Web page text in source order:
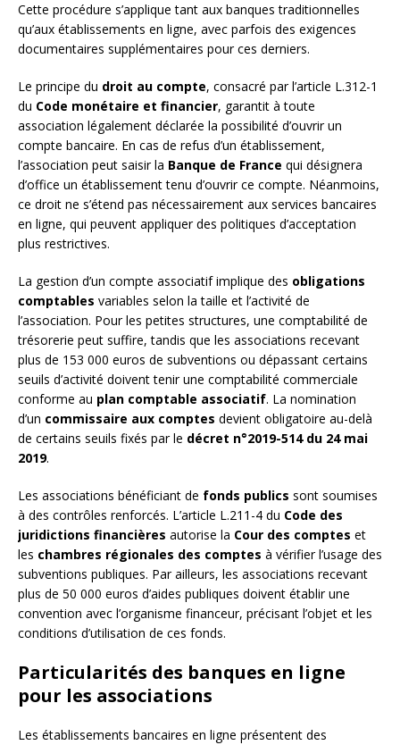
Cette procédure s’applique tant aux banques traditionnelles
qu’aux établissements en ligne, avec parfois des exigences
documentaires supplémentaires pour ces derniers.
Le principe du droit au compte, consacré par l’article L.312-1
du Code monétaire et financier, garantit à toute
association légalement déclarée la possibilité d’ouvrir un
compte bancaire. En cas de refus d’un établissement,
l’association peut saisir la Banque de France qui désignera
d’office un établissement tenu d’ouvrir ce compte. Néanmoins,
ce droit ne s’étend pas nécessairement aux services bancaires
en ligne, qui peuvent appliquer des politiques d’acceptation
plus restrictives.
La gestion d’un compte associatif implique des obligations
comptables variables selon la taille et l’activité de
l’association. Pour les petites structures, une comptabilité de
trésorerie peut suffire, tandis que les associations recevant
plus de 153 000 euros de subventions ou dépassant certains
seuils d’activité doivent tenir une comptabilité commerciale
conforme au plan comptable associatif. La nomination
d’un commissaire aux comptes devient obligatoire au-delà
de certains seuils fixés par le décret n°2019-514 du 24 mai
2019.
Les associations bénéficiant de fonds publics sont soumises
à des contrôles renforcés. L’article L.211-4 du Code des
juridictions financières autorise la Cour des comptes et
les chambres régionales des comptes à vérifier l’usage des
subventions publiques. Par ailleurs, les associations recevant
plus de 50 000 euros d’aides publiques doivent établir une
convention avec l’organisme financeur, précisant l’objet et les
conditions d’utilisation de ces fonds.
Particularités des banques en ligne
pour les associations
Les établissements bancaires en ligne présentent des